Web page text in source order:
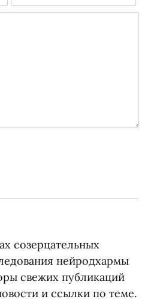
созерцательных
нейродхармы
свежих публикаций
и ссылки по теме.